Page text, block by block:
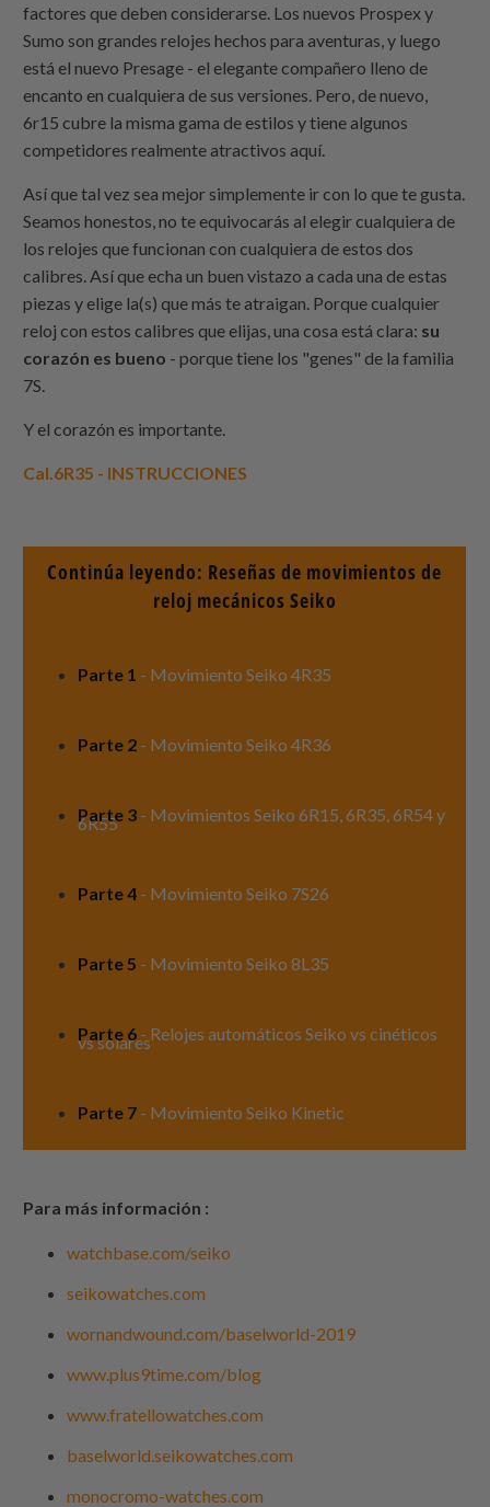
factores que deben considerarse. Los nuevos Prospex y
Sumo son grandes relojes hechos para aventuras, y luego
está el nuevo Presage - el elegante compañero lleno de
encanto en cualquiera de sus versiones. Pero, de nuevo,
6r15 cubre la misma gama de estilos y tiene algunos
competidores realmente atractivos aquí.
Así que tal vez sea mejor simplemente ir con lo que te gusta.
Seamos honestos, no te equivocarás al elegir cualquiera de
los relojes que funcionan con cualquiera de estos dos
calibres. Así que echa un buen vistazo a cada una de estas
piezas y elige la(s) que más te atraigan. Porque cualquier
reloj con estos calibres que elijas, una cosa está clara: su
corazón es bueno - porque tiene los "genes" de la familia
7S.
Y el corazón es importante.
Cal.6R35 - INSTRUCCIONES
Continúa leyendo: Reseñas de movimientos de
reloj mecánicos Seiko
Parte 1 - Movimiento Seiko 4R35
Parte 2 - Movimiento Seiko 4R36
Parte 3 - Movimientos Seiko 6R15, 6R35, 6R54 y
6R55
Parte 4 - Movimiento Seiko 7S26
Parte 5 - Movimiento Seiko 8L35
Parte 6 - Relojes automáticos Seiko vs cinéticos
vs solares
Parte 7 - Movimiento Seiko Kinetic
Para más información :
watchbase.com/seiko
seikowatches.com
wornandwound.com/baselworld-2019
www.plus9time.com/blog
www.fratellowatches.com
baselworld.seikowatches.com
monocromo-watches.com